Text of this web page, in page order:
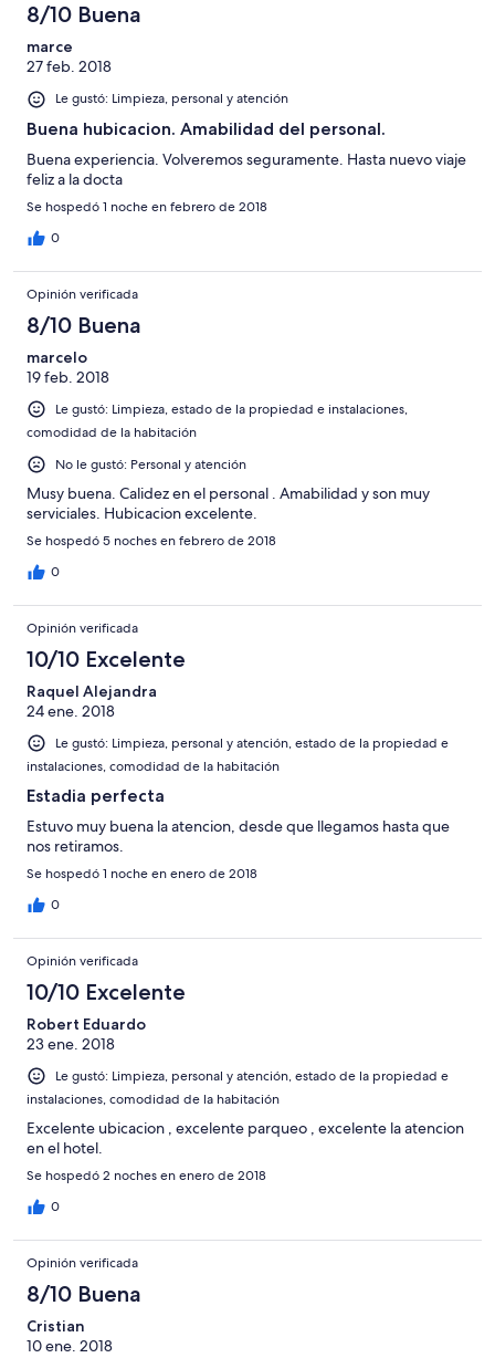
8/10 Buena
marce
27 feb. 2018
Le gustó: Limpieza, personal y atención
Buena hubicacion. Amabilidad del personal.
Buena experiencia. Volveremos seguramente. Hasta nuevo viaje
feliz a la docta
Se hospedó 1 noche en febrero de 2018
0
Opinión verificada
8/10 Buena
marcelo
19 feb. 2018
Le gustó: Limpieza, estado de la propiedad e instalaciones,
comodidad de la habitación
No le gustó: Personal y atención
Musy buena. Calidez en el personal . Amabilidad y son muy
serviciales. Hubicacion excelente.
Se hospedó 5 noches en febrero de 2018
0
Opinión verificada
10/10 Excelente
Raquel Alejandra
24 ene. 2018
Le gustó: Limpieza, personal y atención, estado de la propiedad e
instalaciones, comodidad de la habitación
Estadia perfecta
Estuvo muy buena la atencion, desde que llegamos hasta que
nos retiramos.
Se hospedó 1 noche en enero de 2018
0
Opinión verificada
10/10 Excelente
Robert Eduardo
23 ene. 2018
Le gustó: Limpieza, personal y atención, estado de la propiedad e
instalaciones, comodidad de la habitación
Excelente ubicacion , excelente parqueo , excelente la atencion
en el hotel.
Se hospedó 2 noches en enero de 2018
0
Opinión verificada
8/10 Buena
Cristian
10 ene. 2018